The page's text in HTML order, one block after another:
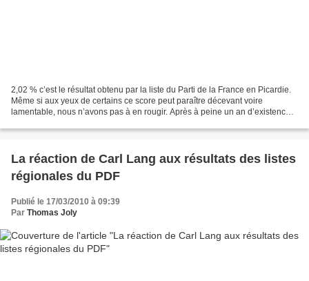
2,02 % c’est le résultat obtenu par la liste du Parti de la France en Picardie.
Même si aux yeux de certains ce score peut paraître décevant voire
lamentable, nous n’avons pas à en rougir. Après à peine un an d’existence,
La réaction de Carl Lang aux résultats des listes
régionales du PDF
Publié le 17/03/2010 à 09:39
Par Thomas Joly